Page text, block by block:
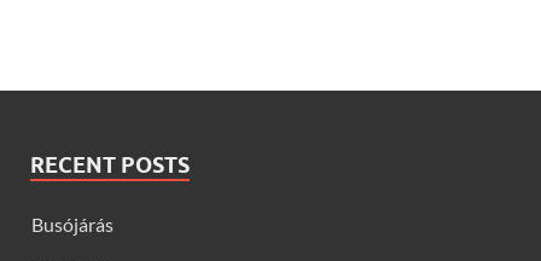
RECENT POSTS
Busójárás